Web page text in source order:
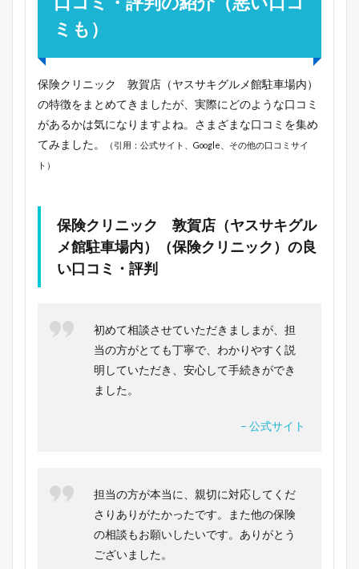
ミも）
保険クリニック 敦賀店（ヤスサキグルメ館駐車場内）
の特徴をまとめてきましたが、実際にどのような口コミ
があるかは気になりますよね。さまざまな口コミを集め
てみました。
（引用：公式サイト、Google、その他の口コミサイ
ト）
保険クリニック 敦賀店（ヤスサキグル
メ館駐車場内）（保険クリニック）の良
い口コミ・評判
初めて相談させていただきましまが、担
当の方がとても丁寧で、わかりやすく説
明していただき、安心して手続きができ
ました。
– 公式サイト
担当の方が本当に、親切に対応してくだ
さりありがたかったです。また他の保険
の相談もお願いしたいです。ありがとう
ございました。